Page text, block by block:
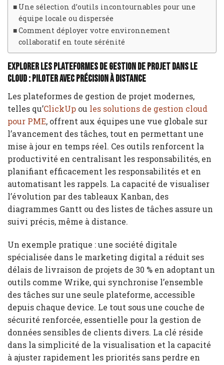
Une sélection d’outils incontournables pour une
équipe locale ou dispersée
Comment déployer votre environnement
collaboratif en toute sérénité
Explorer les plateformes de gestion de projet dans le
cloud : Piloter avec précision à distance
Les plateformes de gestion de projet modernes,
telles qu’ClickUp ou les solutions de gestion cloud
pour PME, offrent aux équipes une vue globale sur
l’avancement des tâches, tout en permettant une
mise à jour en temps réel. Ces outils renforcent la
productivité en centralisant les responsabilités, en
planifiant efficacement les responsabilités et en
automatisant les rappels. La capacité de visualiser
l’évolution par des tableaux Kanban, des
diagrammes Gantt ou des listes de tâches assure un
suivi précis, même à distance.
Un exemple pratique : une société digitale
spécialisée dans le marketing digital a réduit ses
délais de livraison de projets de 30 % en adoptant un
outils comme Wrike, qui synchronise l’ensemble
des tâches sur une seule plateforme, accessible
depuis chaque device. Le tout sous une couche de
sécurité renforcée, essentielle pour la gestion de
données sensibles de clients divers. La clé réside
dans la simplicité de la visualisation et la capacité
à ajuster rapidement les priorités sans perdre en